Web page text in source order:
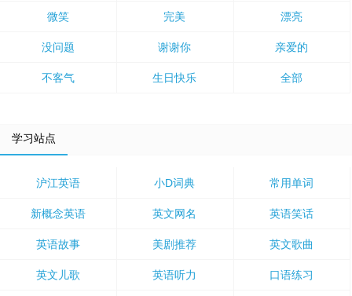
微笑 完美 漂亮
没问题 谢谢你 亲爱的
不客气 生日快乐 全部
学习站点
沪江英语 小D词典 常用单词
新概念英语 英文网名 英语笑话
英语故事 美剧推荐 英文歌曲
英文儿歌 英语听力 口语练习